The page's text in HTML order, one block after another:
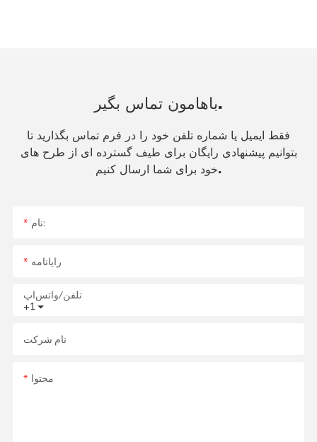
باهامون تماس بگير.
فقط ایمیل یا شماره تلفن خود را در فرم تماس بگذارید تا
بتوانیم پیشنهادی رایگان برای طیف گسترده ای از طرح های
خود برای شما ارسال کنیم.
نام:
رایانامه
+1
تلفن/واتس‌اپ
نام شرکت
محتوا